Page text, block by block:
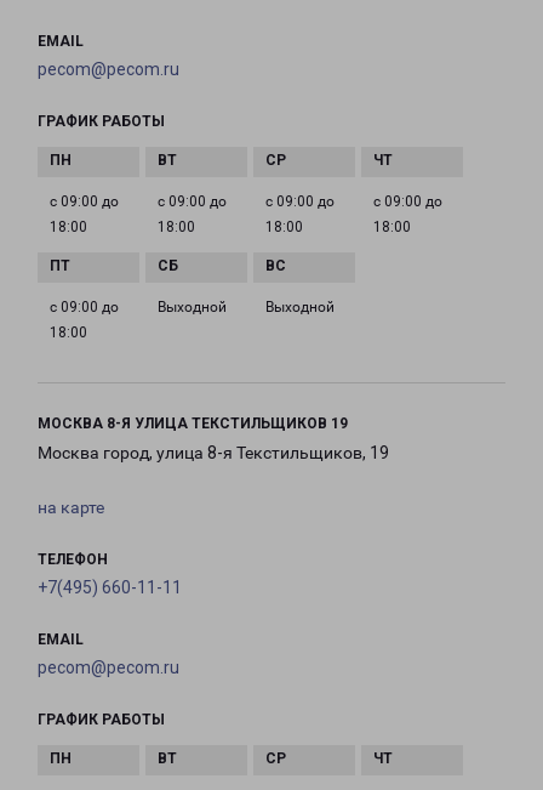
EMAIL
pecom@pecom.ru
ГРАФИК РАБОТЫ
с 09:00 до
18:00
с 09:00 до
18:00
с 09:00 до
18:00
с 09:00 до
18:00
с 09:00 до
18:00
Выходной Выходной
МОСКВА 8-Я УЛИЦА ТЕКСТИЛЬЩИКОВ 19
Москва город, улица 8-я Текстильщиков, 19
на карте
ТЕЛЕФОН
+7(495) 660-11-11
EMAIL
pecom@pecom.ru
ГРАФИК РАБОТЫ